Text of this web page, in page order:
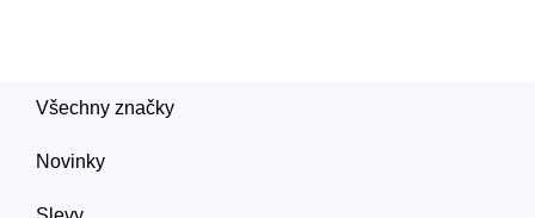
Všechny značky
Novinky